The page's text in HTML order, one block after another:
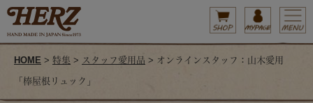
HOME > 特集 > スタッフ愛用品 > オンラインスタッフ：山木愛用
「棒屋根リュック」